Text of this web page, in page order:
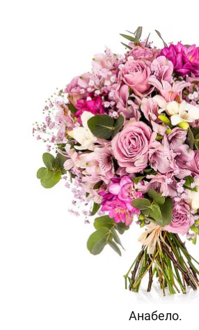
Анабело.